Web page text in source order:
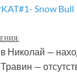
Николай —
—